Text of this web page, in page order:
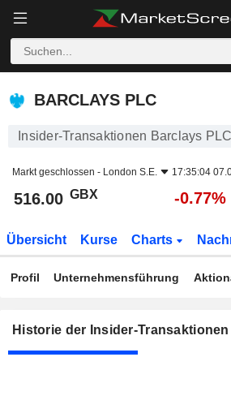
BARCLAYS PLC
BARCLAYS PLC
Insider-Transaktionen Barclays PLC
Markt geschlossen - London S.E. 17:35:04
516.00 GBX -0.77%
Übersicht Kurse Charts
Profil Unternehmensführung
Historie der Insider-Transaktionen